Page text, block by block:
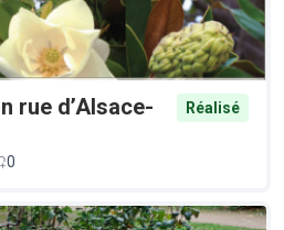
rue d’Alsace-
Réalisé
0